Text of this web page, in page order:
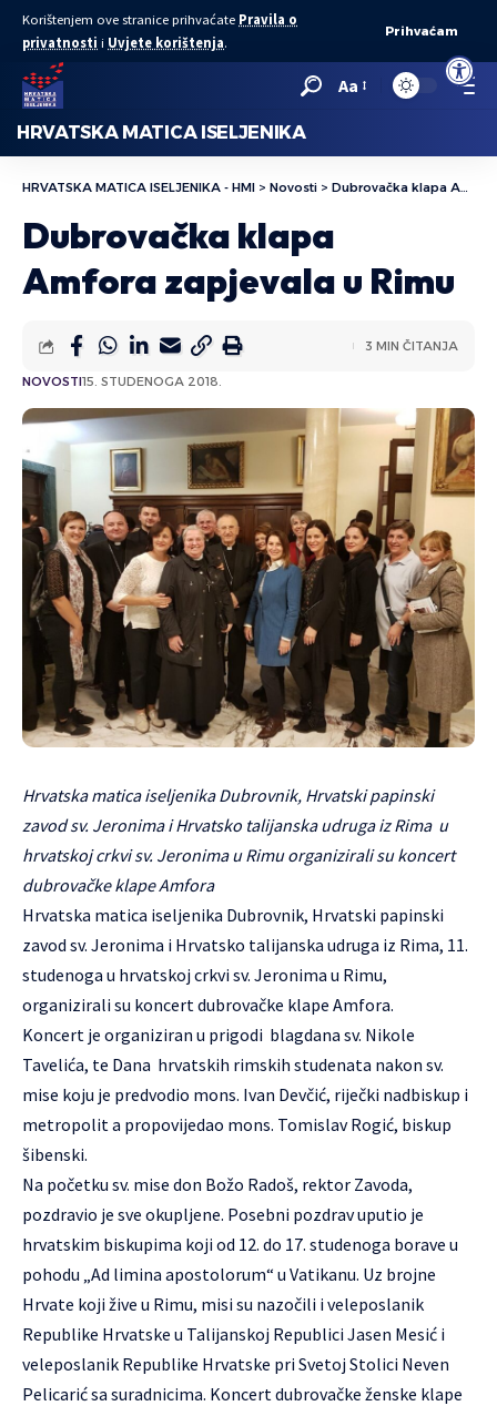
Open
Korištenjem ove stranice prihvaćate Pravila o
privatnosti i Uvjete korištenja.
Prihvaćam
Aa
HRVATSKA MATICA ISELJENIKA
HRVATSKA MATICA ISELJENIKA - HMI > Novosti > Dubrovačka klapa Amfora zapjevala u Rimu
Dubrovačka klapa
Amfora zapjevala u Rimu
NOVOSTI15. STUDENOGA 2018.
3 MIN ČITANJA
Hrvatska matica iseljenika Dubrovnik, Hrvatski papinski
zavod sv. Jeronima i Hrvatsko talijanska udruga iz Rima u
hrvatskoj crkvi sv. Jeronima u Rimu organizirali su koncert
dubrovačke klape Amfora
Hrvatska matica iseljenika Dubrovnik, Hrvatski papinski
zavod sv. Jeronima i Hrvatsko talijanska udruga iz Rima, 11.
studenoga u hrvatskoj crkvi sv. Jeronima u Rimu,
organizirali su koncert dubrovačke klape Amfora.
Koncert je organiziran u prigodi blagdana sv. Nikole
Tavelića, te Dana hrvatskih rimskih studenata nakon sv.
mise koju je predvodio mons. Ivan Devčić, riječki nadbiskup i
metropolit a propovijedao mons. Tomislav Rogić, biskup
šibenski.
Na početku sv. mise don Božo Radoš, rektor Zavoda,
pozdravio je sve okupljene. Posebni pozdrav uputio je
hrvatskim biskupima koji od 12. do 17. studenoga borave u
pohodu „Ad limina apostolorum“ u Vatikanu. Uz brojne
Hrvate koji žive u Rimu, misi su nazočili i veleposlanik
Republike Hrvatske u Talijanskoj Republici Jasen Mesić i
veleposlanik Republike Hrvatske pri Svetoj Stolici Neven
Pelicarić sa suradnicima. Koncert dubrovačke ženske klape